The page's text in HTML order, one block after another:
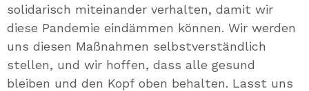
solidarisch miteinander verhalten, damit wir
diese Pandemie eindämmen können. Wir werden
uns diesen Maßnahmen selbstverständlich
stellen, und wir hoffen, dass alle gesund
bleiben und den Kopf oben behalten. Lasst uns